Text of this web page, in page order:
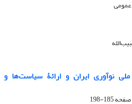
نوآوری ایران و ارائۀ سیاست‌ها و
185-198